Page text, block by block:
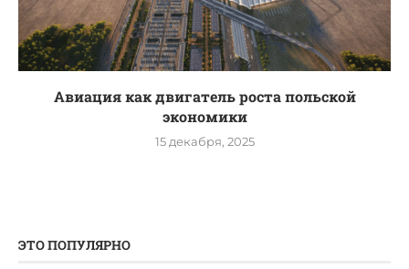
Авиация как двигатель роста польской
экономики
15 декабря, 2025
ЭТО ПОПУЛЯРНО